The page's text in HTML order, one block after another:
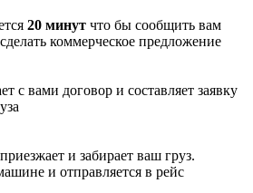
20 минут что бы сообщить вам
коммерческое предложение
с вами договор и составляет заявку
и забирает ваш груз.
и отправляется в рейс